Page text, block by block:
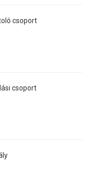
csoport
csoport